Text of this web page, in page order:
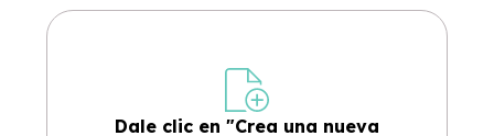
Dale clic en "Crea una nueva